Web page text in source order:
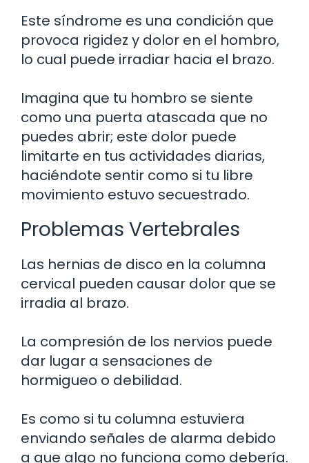
Este síndrome es una condición que
provoca rigidez y dolor en el hombro,
lo cual puede irradiar hacia el brazo.
Imagina que tu hombro se siente
como una puerta atascada que no
puedes abrir; este dolor puede
limitarte en tus actividades diarias,
haciéndote sentir como si tu libre
movimiento estuvo secuestrado.
Problemas Vertebrales
Las hernias de disco en la columna
cervical pueden causar dolor que se
irradia al brazo.
La compresión de los nervios puede
dar lugar a sensaciones de
hormigueo o debilidad.
Es como si tu columna estuviera
enviando señales de alarma debido
a que algo no funciona como debería.